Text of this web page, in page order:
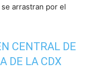
arrastran por el
CENTRAL DE
DE LA CDX